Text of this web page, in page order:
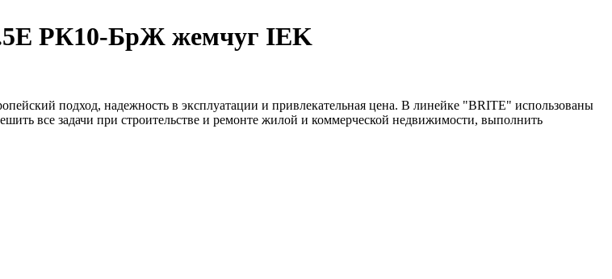
РК10-БрЖ жемчуг IEK
подход, надежность в эксплуатации и привлекательная цена. В линейке "BRITE" использованы
все задачи при строительстве и ремонте жилой и коммерческой недвижимости, выполнить